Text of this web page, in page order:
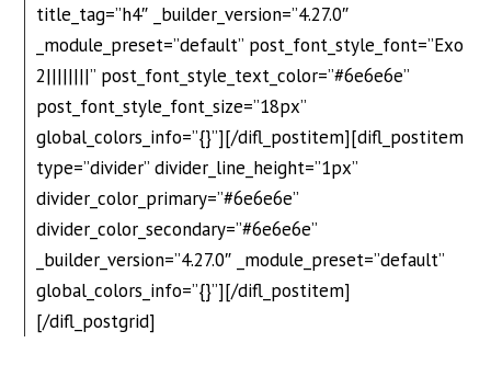
title_tag=”h4″ _builder_version=”4.27.0″
_module_preset=”default” post_font_style_font=”Exo
2||||||||” post_font_style_text_color=”#6e6e6e”
post_font_style_font_size=”18px”
global_colors_info=”{}”][/difl_postitem][difl_postitem
type=”divider” divider_line_height=”1px”
divider_color_primary=”#6e6e6e”
divider_color_secondary=”#6e6e6e”
_builder_version=”4.27.0″ _module_preset=”default”
global_colors_info=”{}”][/difl_postitem]
[/difl_postgrid]